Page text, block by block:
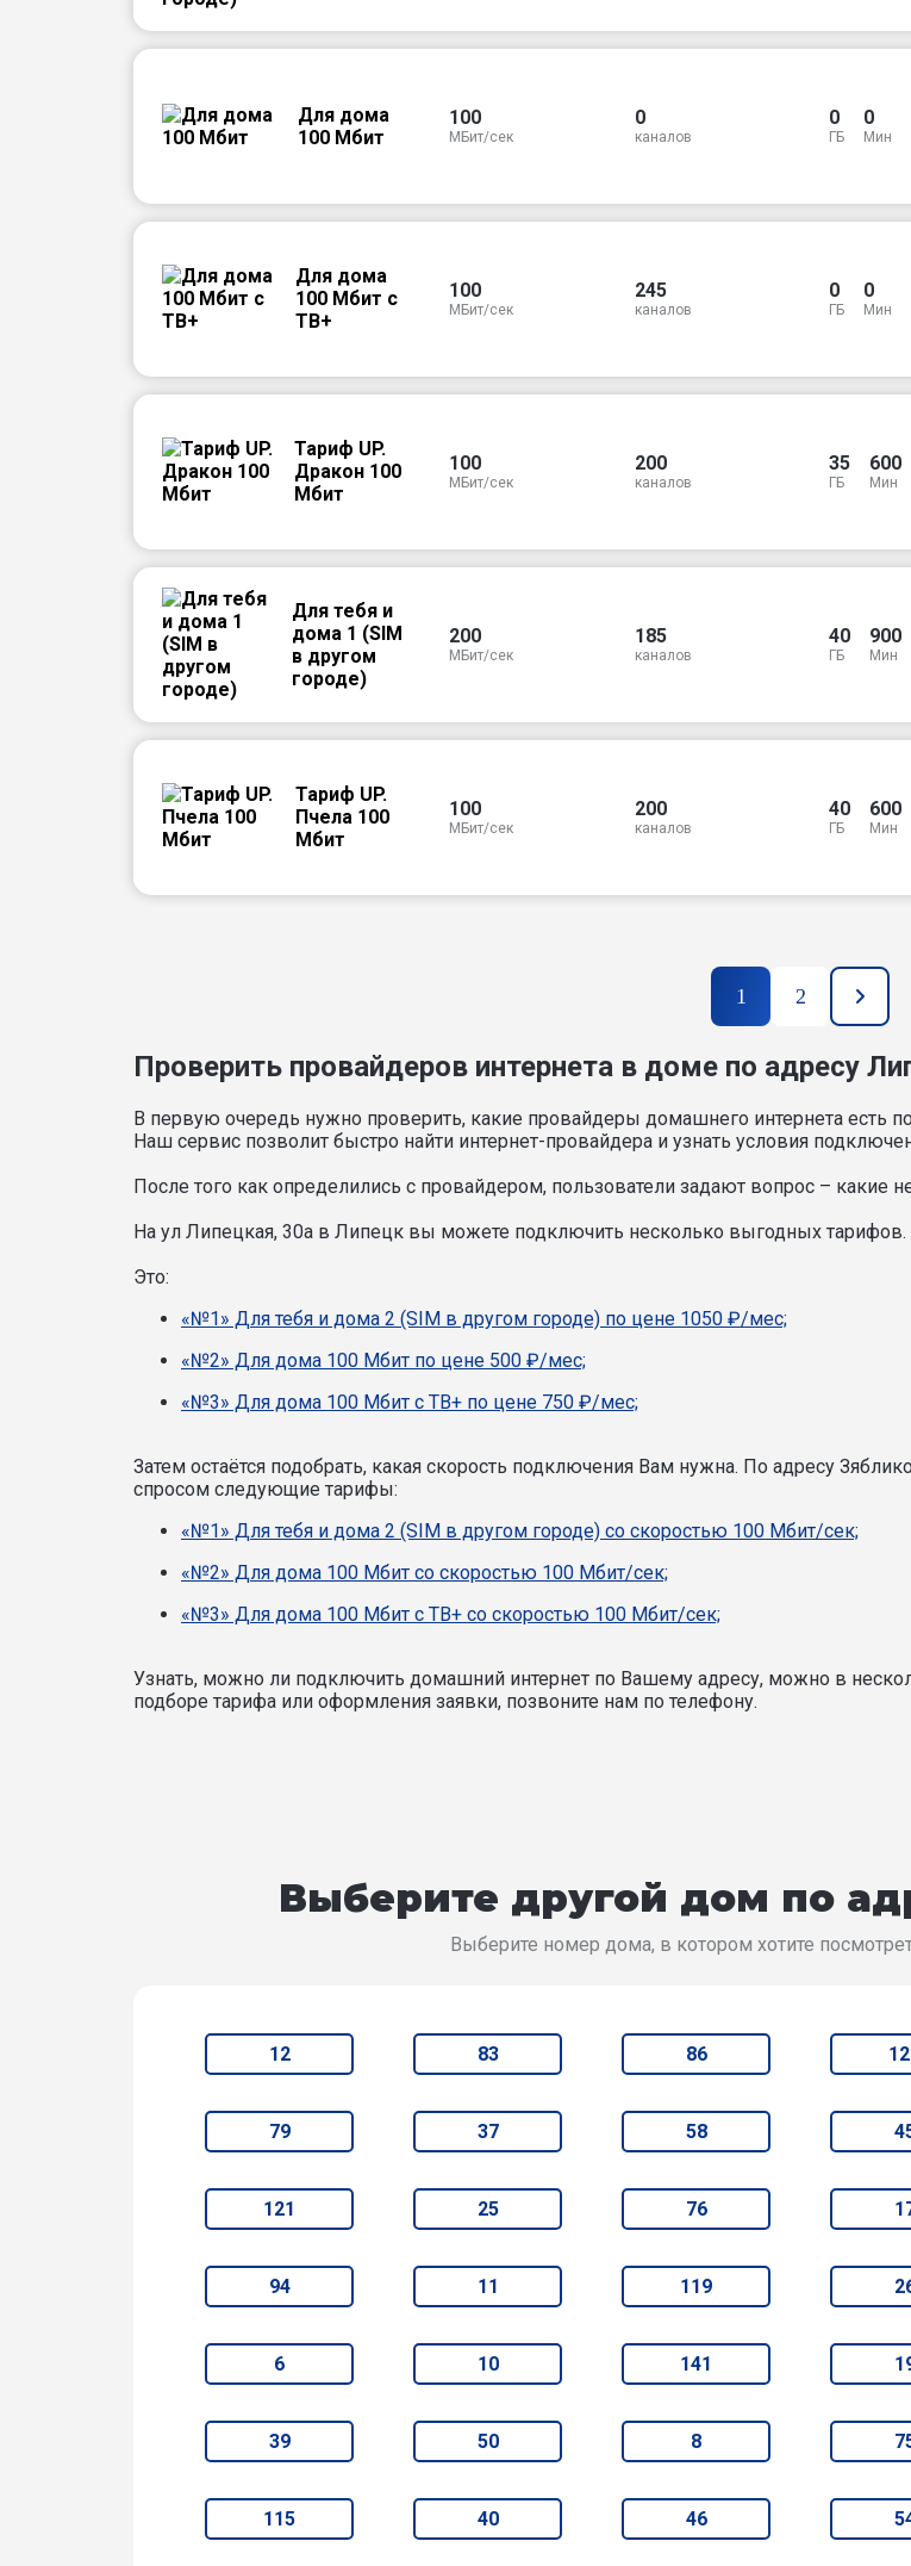
Для дома
100 Мбит
100
МБит/сек
0
каналов
0
ГБ
0
Мин
Для дома
100 Мбит с
ТВ+
100
МБит/сек
245
каналов
0
ГБ
0
Мин
Тариф UP.
Дракон 100
Мбит
100
МБит/сек
200
каналов
35
ГБ
600
Мин
Для тебя и
дома 1 (SIM
в другом
городе)
200
МБит/сек
185
каналов
40
ГБ
900
Мин
Тариф UP.
Пчела 100
Мбит
100
МБит/сек
200
каналов
40
ГБ
600
Мин
1 2
Проверить провайдеров интернета в доме по адресу
В первую очередь нужно проверить, какие провайдеры домашнего интернета есть
Наш сервис позволит быстро найти интернет-провайдера и узнать условия
После того как определились с провайдером, пользователи задают вопрос – какие
На ул Липецкая, 30а в Липецк вы можете подключить несколько выгодных тарифов.
Это:
«№1» Для тебя и дома 2 (SIM в другом городе) по цене 1050 ₽/мес;
«№2» Для дома 100 Мбит по цене 500 ₽/мес;
«№3» Для дома 100 Мбит с ТВ+ по цене 750 ₽/мес;
Затем остаётся подобрать, какая скорость подключения Вам нужна. По адресу
спросом следующие тарифы:
«№1» Для тебя и дома 2 (SIM в другом городе) со скоростью 100 Мбит/сек;
«№2» Для дома 100 Мбит со скоростью 100 Мбит/сек;
«№3» Для дома 100 Мбит с ТВ+ со скоростью 100 Мбит/сек;
Узнать, можно ли подключить домашний интернет по Вашему адресу, можно в
подборе тарифа или оформления заявки, позвоните нам по телефону.
Выберите другой дом по
Выберите номер дома, в котором хотите
12 83 86
79 37 58
121 25 76
94 11 119
6 10 141
39 50 8
115 40 46